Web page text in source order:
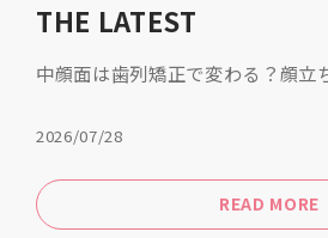
THE LATEST
中顔面は歯列矯正で変わる？顔立
2026/07/28
READ MORE